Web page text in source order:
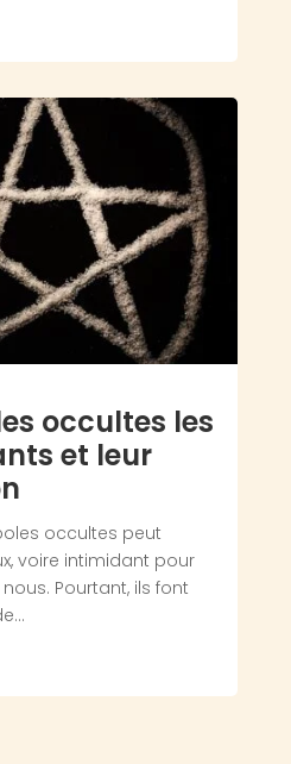
occultes les
et leur
occultes peut
voire intimidant pour
Pourtant, ils font